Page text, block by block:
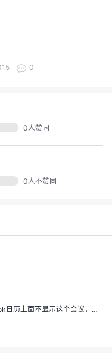
0
0人赞同
0人不赞同
这个会议，联系我红we60057614